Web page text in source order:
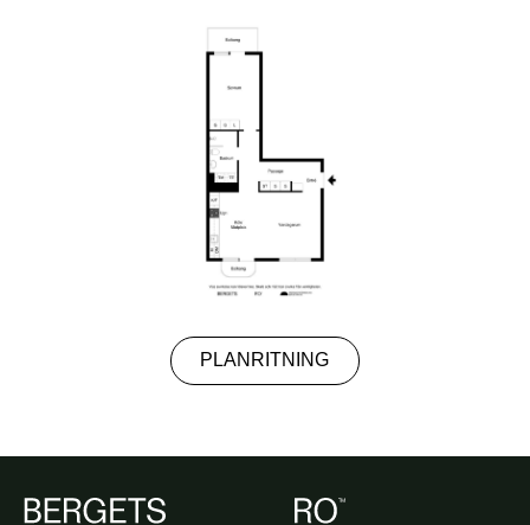
PLANRITNING